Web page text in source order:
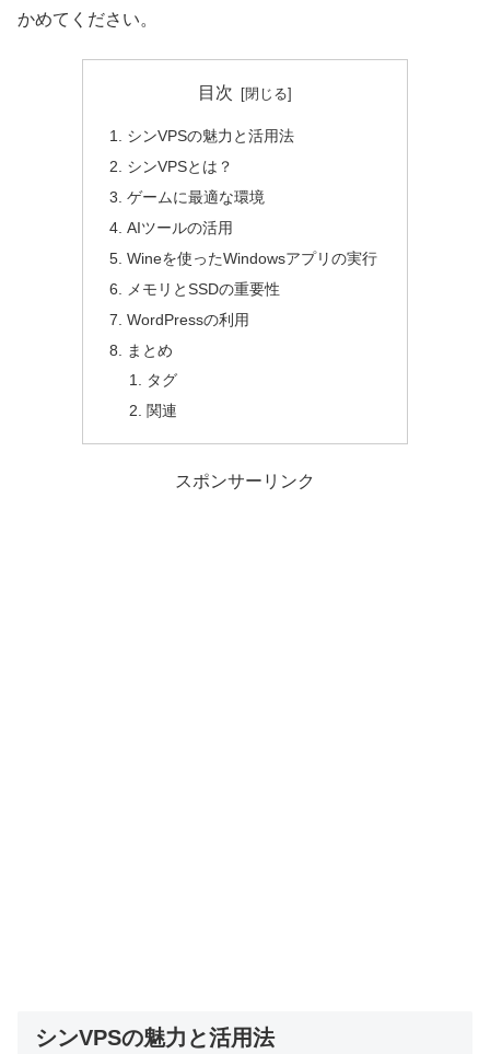
かめてください。
目次
シンVPSの魅力と活用法
シンVPSとは？
ゲームに最適な環境
AIツールの活用
Wineを使ったWindowsアプリの実行
メモリとSSDの重要性
WordPressの利用
まとめ
タグ
関連
スポンサーリンク
シンVPSの魅力と活用法